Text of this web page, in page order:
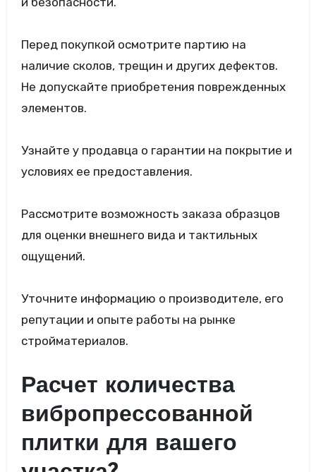
Перед покупкой осмотрите партию на
наличие сколов, трещин и других дефектов.
Не допускайте приобретения поврежденных
элементов.
Узнайте у продавца о гарантии на покрытие и
условиях ее предоставления.
Рассмотрите возможность заказа образцов
для оценки внешнего вида и тактильных
ощущений.
Уточните информацию о производителе, его
репутации и опыте работы на рынке
стройматериалов.
Расчет количества
вибропрессованной
плитки для вашего